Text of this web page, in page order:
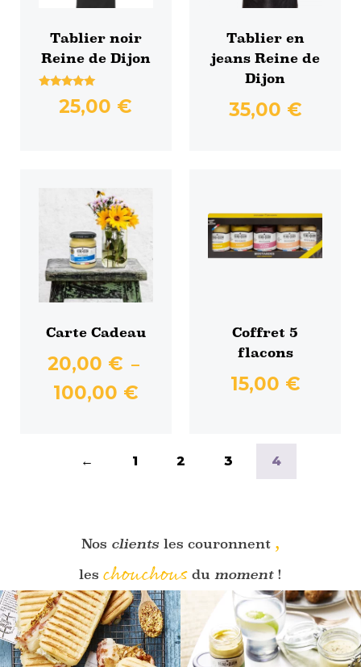
Tablier noir
Reine de Dijon
25,00 €
Tablier en
jeans Reine de
Dijon
35,00 €
Carte Cadeau
20,00 € –
100,00 €Plage
20,00 €
plusieurs
variations.
Les
peuvent
être
choisies
sur
Coffret 5
flacons
15,00 €
← 1 2 3 4
Nos clients les couronnent ,
les chouchous du moment!